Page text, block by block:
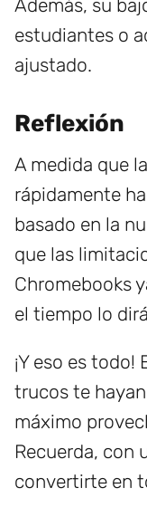
Además, su
estudiantes o
ajustado.
Reflexión
A medida que
rápidamente
basado en la
que las
Chromebooks
el tiempo lo
¡Y eso es todo!
trucos te
máximo
Recuerda, con
convertirte en